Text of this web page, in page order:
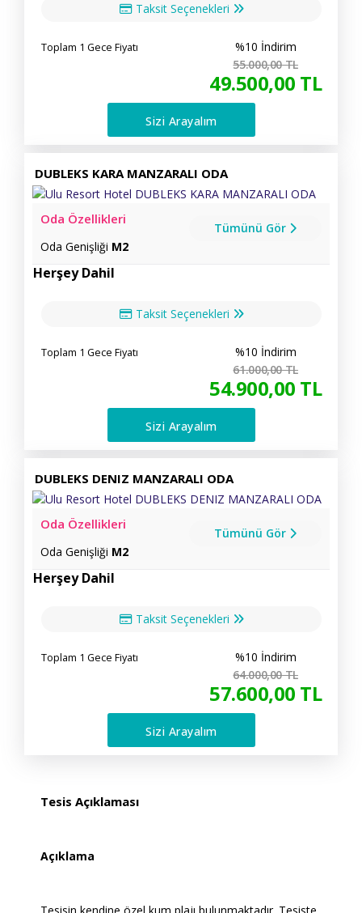
Taksit Seçenekleri
Toplam 1 Gece Fiyatı
%10 İndirim
55.000,00TL
49.500,00 TL
Sizi Arayalım
DUBLEKS KARA MANZARALI ODA
Oda Özellikleri
Oda Genişliği M2
Tümünü Gör
Herşey Dahil
Taksit Seçenekleri
Toplam 1 Gece Fiyatı
%10 İndirim
61.000,00TL
54.900,00 TL
Sizi Arayalım
DUBLEKS DENIZ MANZARALI ODA
Oda Özellikleri
Oda Genişliği M2
Tümünü Gör
Herşey Dahil
Taksit Seçenekleri
Toplam 1 Gece Fiyatı
%10 İndirim
64.000,00TL
57.600,00 TL
Sizi Arayalım
Tesis Açıklaması
Açıklama